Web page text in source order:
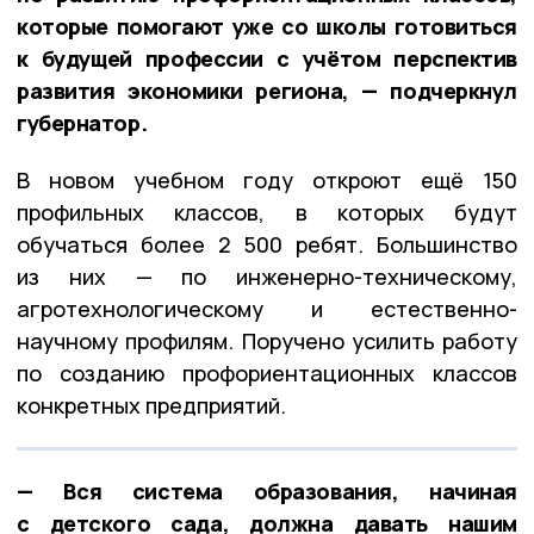
которые помогают уже со школы готовиться
к будущей профессии с учётом перспектив
развития экономики региона, — подчеркнул
губернатор.
В новом учебном году откроют ещё 150
профильных классов, в которых будут
обучаться более 2 500 ребят. Большинство
из них — по инженерно-техническому,
агротехнологическому и естественно-
научному профилям. Поручено усилить работу
по созданию профориентационных классов
конкретных предприятий.
— Вся система образования, начиная
с детского сада, должна давать нашим